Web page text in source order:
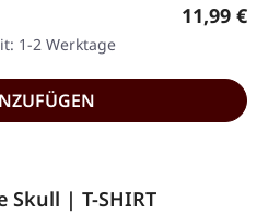
Regulärer
11,99 €
1-2 Werktage
Skull | T-SHIRT